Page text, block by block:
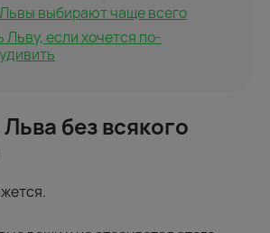
выбирают чаще всего
Льву, если хочется по-
без всякого